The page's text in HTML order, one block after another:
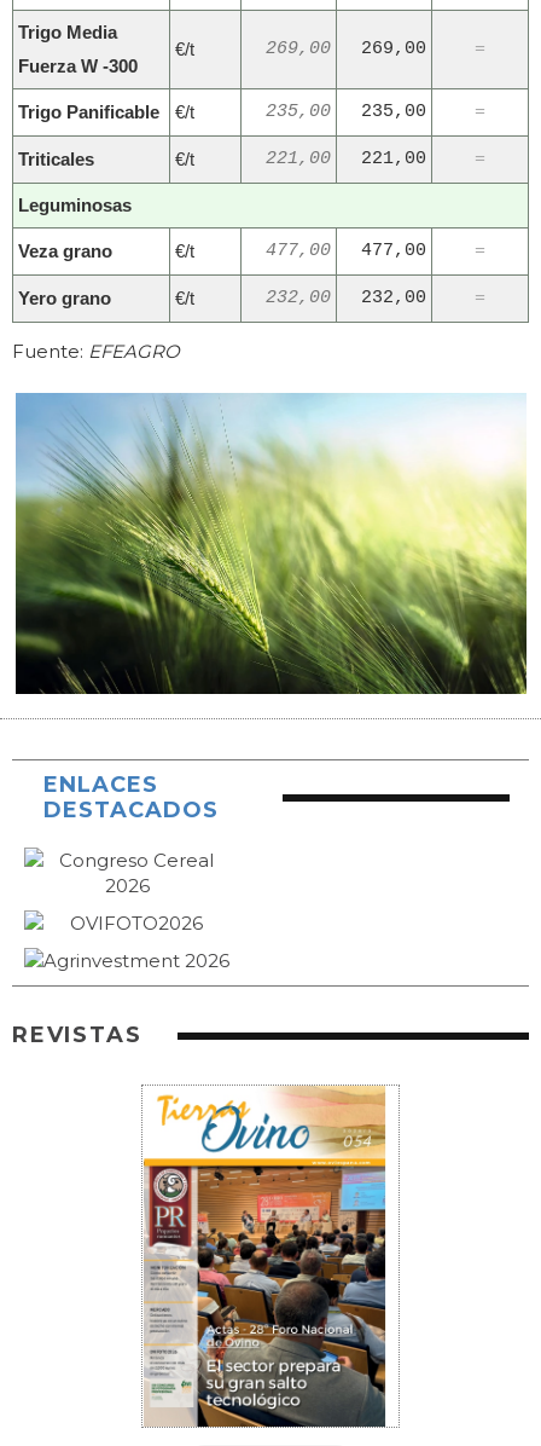
Trigo Media
Fuerza W -300
€/t 269,00 269,00 =
Trigo Panificable €/t 235,00 235,00 =
Triticales €/t 221,00 221,00 =
Leguminosas
Veza grano €/t 477,00 477,00 =
Yero grano €/t 232,00 232,00 =
Fuente: EFEAGRO
ENLACES
DESTACADOS
REVISTAS